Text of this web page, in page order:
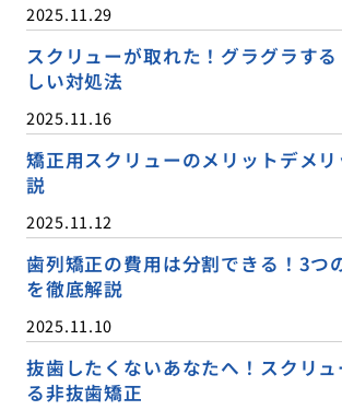
2025.11.29
スクリューが取れた！グラグラす
しい対処法
2025.11.16
矯正用スクリューのメリットデメ
説
2025.11.12
歯列矯正の費用は分割できる！3つ
を徹底解説
2025.11.10
抜歯したくないあなたへ！スクリ
る非抜歯矯正